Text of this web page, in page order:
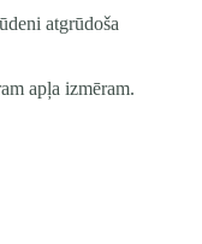
atgrūdoša
apļa izmēram.